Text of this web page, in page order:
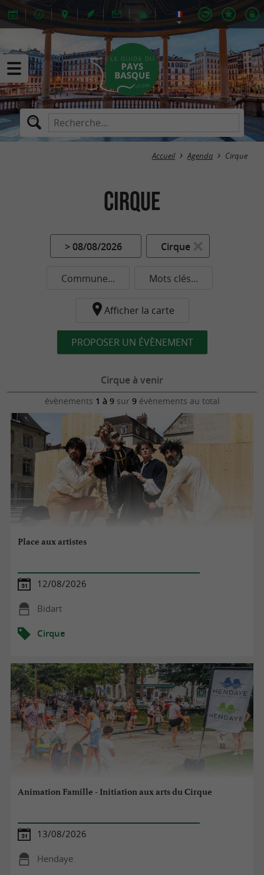
Accueil Agenda Cirque
Cirque
> 08/08/2026 Cirque
Commune... Mots clés...
Afficher la carte
PROPOSER UN ÉVÈNEMENT
Cirque à venir
évènements 1 à 9sur 9évènements au total
Place aux artistes
12/08/2026
Bidart
Cirque
Animation Famille - Initiation aux arts du Cirque
13/08/2026
Hendaye